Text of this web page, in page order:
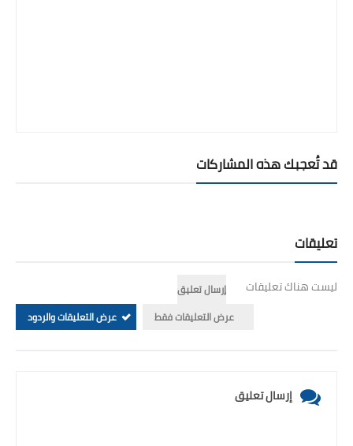
قد تُعجبك هذه المشاركات
تعليقات
ليست هناك تعليقات
إرسال تعليق
عرض التعليقات فقط
عرض التعليقات والردود
إرسال تعليق